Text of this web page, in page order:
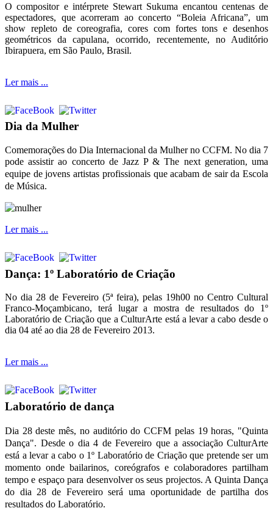
O compositor e intérprete Stewart Sukuma encantou centenas de
espectadores, que acorreram ao concerto “Boleia Africana”, um
show repleto de coreografia, cores com fortes tons e desenhos
geométricos da capulana, ocorrido, recentemente, no Auditório
Ibirapuera, em São Paulo, Brasil.
Ler mais ...
Dia da Mulher
Comemorações do Dia Internacional da Mulher no CCFM. No dia 7
pode assistir ao concerto de Jazz P & The next generation, uma
equipe de jovens artistas profissionais que acabam de sair da Escola
de Música.
Ler mais ...
Dança: 1º Laboratório de Criação
No dia 28 de Fevereiro (5ª feira), pelas 19h00 no Centro Cultural
Franco-Moçambicano, terá lugar a mostra de resultados do 1º
Laboratório de Criação que a CulturArte está a levar a cabo desde o
dia 04 até ao dia 28 de Fevereiro 2013.
Ler mais ...
Laboratório de dança
Dia 28 deste mês, no auditório do CCFM pelas 19 horas, "Quinta
Dança". Desde o dia 4 de Fevereiro que a associação CulturArte
está a levar a cabo o 1º Laboratório de Criação que pretende ser um
momento onde bailarinos, coreógrafos e colaboradores partilham
tempo e espaço para desenvolver os seus projectos. A Quinta Dança
do dia 28 de Fevereiro será uma oportunidade de partilha dos
resultados do Laboratório.